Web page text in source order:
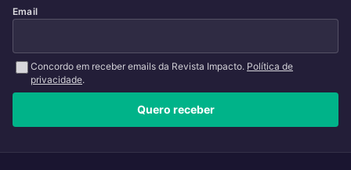
Email
Concordo em receber emails da Revista Impacto. Política de
privacidade.
Quero receber